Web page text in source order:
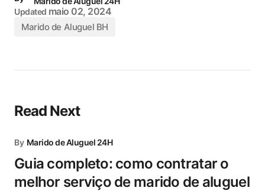
Updated maio 02, 2024
Marido de Aluguel BH
Read Next
By Marido de Aluguel 24H
Guia completo: como contratar o
melhor serviço de marido de aluguel